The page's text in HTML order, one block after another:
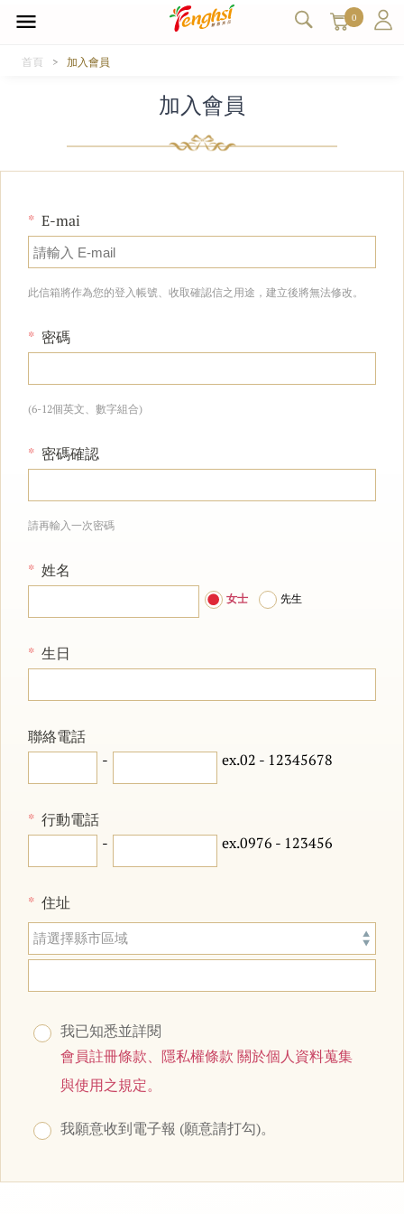
0
首頁 加入會員
加入會員
E-mai
此信箱將作為您的登入帳號、收取確認信之用途，建立後將無法修改。
密碼
(6-12個英文、數字組合)
密碼確認
請再輸入一次密碼
姓名
女士 先生
生日
聯絡電話
-
ex.02 - 12345678
行動電話
-
ex.0976 - 123456
住址
我已知悉並詳閱
會員註冊條款、隱私權條款 關於個人資料蒐集
與使用之規定。
我願意收到電子報 (願意請打勾)。